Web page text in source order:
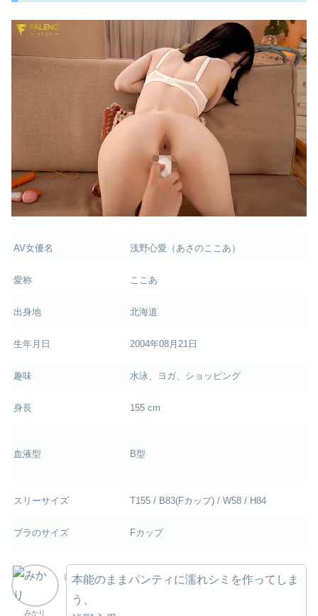
AV女優名 浅野心愛（あさのここあ）
愛称 ここあ
出身地 北海道
生年月日 2004年08月21日
趣味 水泳、ヨガ、ショッピング
身長 155 cm
血液型 B型
スリーサイズ T155 / B83(Fカップ) / W58 / H84
ブラのサイズ Fカップ
みかり
本能のままパンティに濡れシミを作ってしま
う、